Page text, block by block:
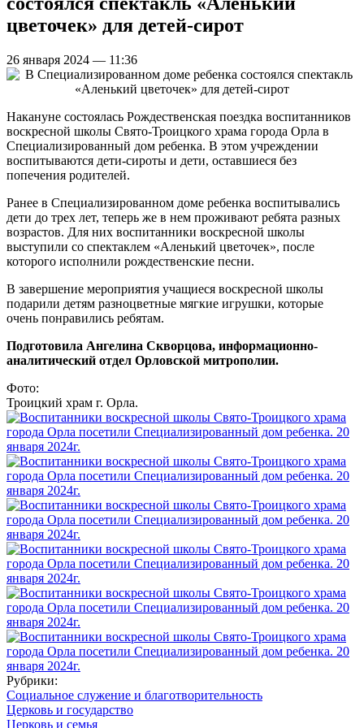
цветочек» для детей-сирот
26 января 2024 — 11:36
Накануне состоялась Рождественская поездка воспитанников
воскресной школы Свято-Троицкого храма города Орла в
Специализированный дом ребенка. В этом учреждении
воспитываются дети-сироты и дети, оставшиеся без
попечения родителей.
Ранее в Специализированном доме ребенка воспитывались
дети до трех лет, теперь же в нем проживают ребята разных
возрастов. Для них воспитанники воскресной школы
выступили со спектаклем «Аленький цветочек», после
которого исполнили рождественские песни.
В завершение мероприятия учащиеся воскресной школы
подарили детям разноцветные мягкие игрушки, которые
очень понравились ребятам.
Подготовила Ангелина Скворцова, информационно-
аналитический отдел Орловской митрополии.
Фото:
Троицкий храм г. Орла.
Рубрики:
Социальное служение и благотворительность
Церковь и государство
Церковь и семья